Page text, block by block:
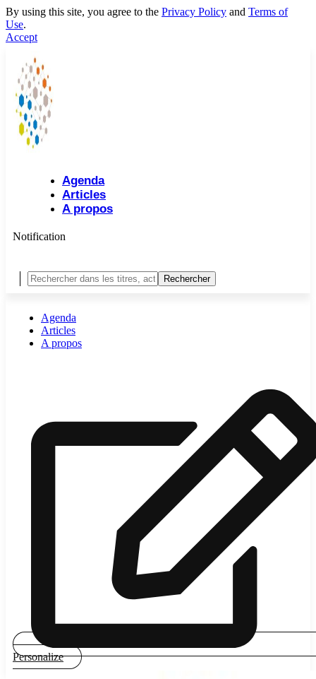
By using this site, you agree to the Privacy Policy and Terms of
Use.
Accept
Agenda
Articles
A propos
Notification
Agenda
Articles
A propos
Personalize